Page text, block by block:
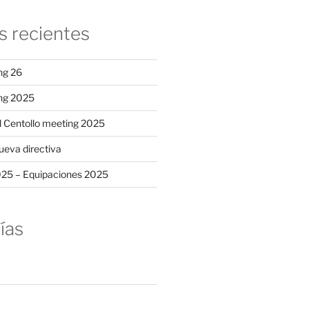
recientes
26
2025
Centollo meeting 2025
directiva
– Equipaciones 2025